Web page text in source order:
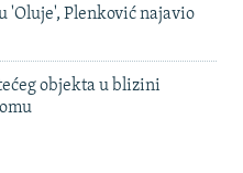
'Oluje', Plenković najavio
objekta u blizini